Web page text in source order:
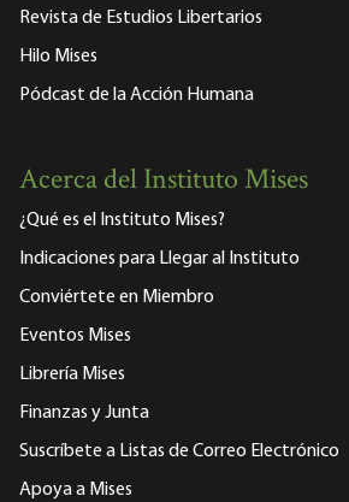
Revista de Estudios Libertarios
Hilo Mises
Pódcast de la Acción Humana
Acerca del Instituto Mises
¿Qué es el Instituto Mises?
Indicaciones para Llegar al Instituto
Conviértete en Miembro
Eventos Mises
Librería Mises
Finanzas y Junta
Suscríbete a Listas de Correo Electrónico
Apoya a Mises